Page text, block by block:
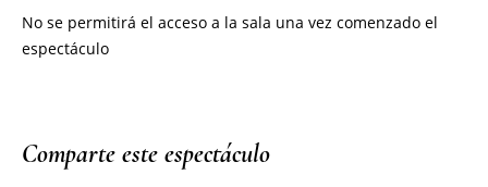
Comparte este espectáculo